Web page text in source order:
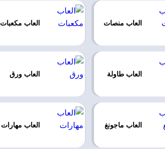
العاب منصات العاب مكعبات
العاب طاولة العاب ورق
العاب ماجونغ العاب مهارات